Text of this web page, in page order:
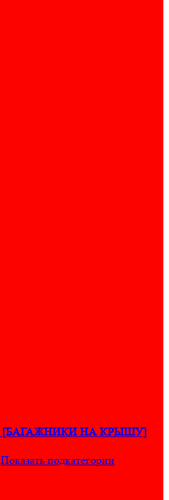
[БАГАЖНИКИ НА КРЫШУ]
Показать подкатегории